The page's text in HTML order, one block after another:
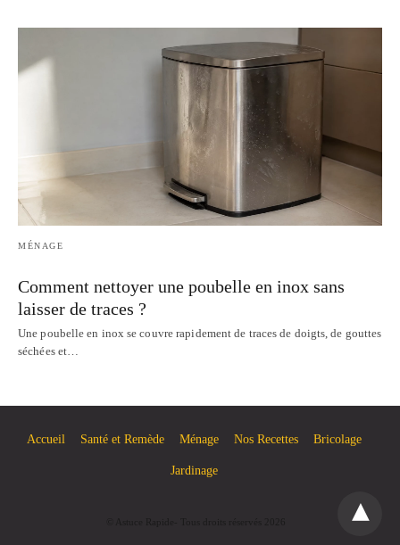
MÉNAGE
Comment nettoyer une poubelle en inox sans
laisser de traces ?
Une poubelle en inox se couvre rapidement de traces de doigts, de gouttes
séchées et…
Accueil Santé et Remède Ménage Nos Recettes Bricolage
Jardinage